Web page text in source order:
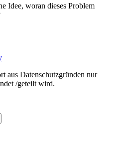
Idee, woran dieses Problem
aus Datenschutzgründen nur
/geteilt wird.